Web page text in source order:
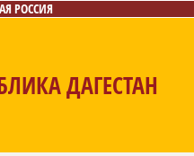
РОССИЯ
ДАГЕСТАН